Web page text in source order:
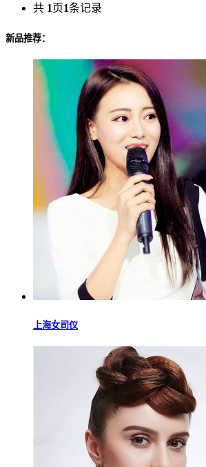
共 1页1条记录
新品推荐：
上海女司仪